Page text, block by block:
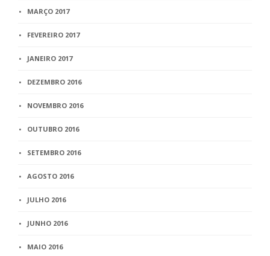
MARÇO 2017
FEVEREIRO 2017
JANEIRO 2017
DEZEMBRO 2016
NOVEMBRO 2016
OUTUBRO 2016
SETEMBRO 2016
AGOSTO 2016
JULHO 2016
JUNHO 2016
MAIO 2016